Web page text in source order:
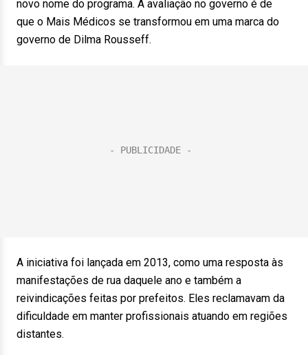
novo nome do programa. A avaliação no governo é de
que o Mais Médicos se transformou em uma marca do
governo de Dilma Rousseff.
A iniciativa foi lançada em 2013, como uma resposta às
manifestações de rua daquele ano e também a
reivindicações feitas por prefeitos. Eles reclamavam da
dificuldade em manter profissionais atuando em regiões
distantes.